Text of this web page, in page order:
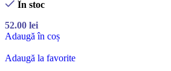
În stoc
52.00 lei
Adaugă în coș
Adaugă la favorite